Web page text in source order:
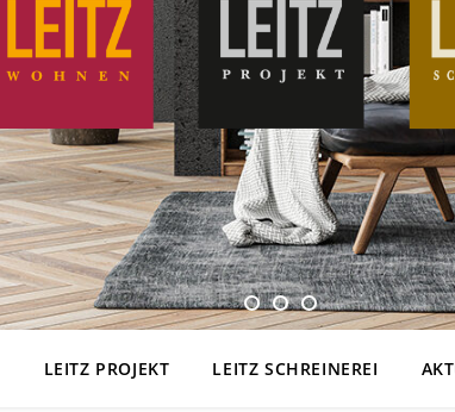
LEITZ PROJEKT LEITZ SCHREINEREI